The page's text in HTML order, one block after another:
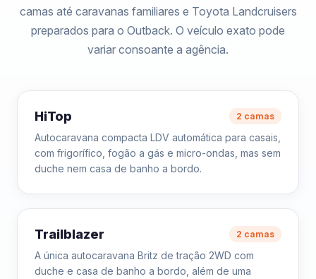
camas até caravanas familiares e Toyota Landcruisers
preparados para o Outback. O veículo exato pode
variar consoante a agência.
HiTop 2 camas
Autocaravana compacta LDV automática para casais,
com frigorífico, fogão a gás e micro-ondas, mas sem
duche nem casa de banho a bordo.
Trailblazer 2 camas
A única autocaravana Britz de tração 2WD com
duche e casa de banho a bordo, além de uma